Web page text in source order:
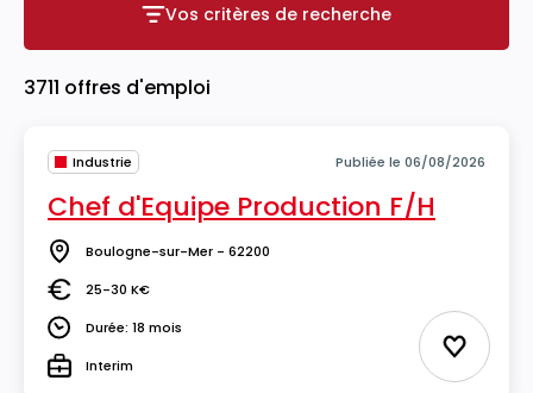
Vos critères de recherche
Vos critères de recherche
3711 offres d'emploi
Industrie Publiée le 06/08/2026
Chef d'Equipe Production F/H
Lieu Boulogne-sur-Mer - 62200
Salaire25-30 K€
DuréeDurée: 18 mois
TypeInterim Ajouter